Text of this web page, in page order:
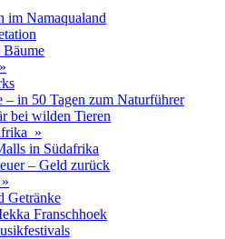
im Namaqualand
Bäume
– in 50 Tagen zum Naturführer
bei wilden Tieren
»
in Südafrika
– Geld zurück
Getränke
Franschhoek